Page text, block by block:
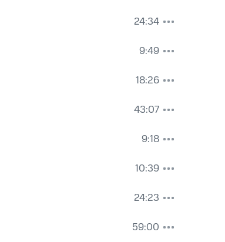
24:34
9:49
18:26
43:07
9:18
10:39
24:23
59:00